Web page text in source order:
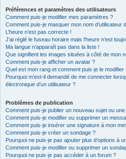
Préférences et paramètres des utilisateurs
Comment puis-je modifier mes paramètres ?
Comment puis-je masquer mon nom d’utilisateur
L’heure n’est pas correcte !
J’ai réglé le fuseau horaire mais l’heure n’est
Ma langue n’apparaît pas dans la liste !
Que signifient les images situées à côté de mon
Comment puis-je afficher un avatar ?
Quel est mon rang et comment puis-je le modifier
Pourquoi m’est-il demandé de me connecter
électronique d’un utilisateur ?
Problèmes de publication
Comment puis-je publier un nouveau sujet ou
Comment puis-je modifier ou supprimer un
Comment puis-je insérer une signature à mon
Comment puis-je créer un sondage ?
Pourquoi ne puis-je pas ajouter plus d’options à
Comment puis-je modifier ou supprimer un
Pourquoi ne puis-je pas accéder à un forum ?